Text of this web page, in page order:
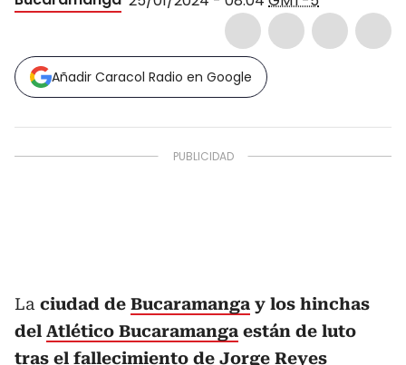
Añadir Caracol Radio en Google
La ciudad de Bucaramanga y los hinchas
del Atlético Bucaramanga están de luto
tras el fallecimiento de Jorge Reyes